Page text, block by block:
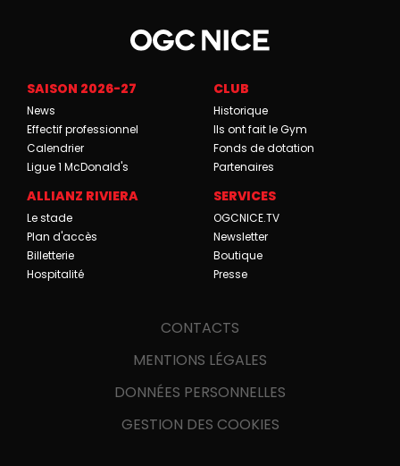
SAISON 2026-27
News
Effectif professionnel
Calendrier
Ligue 1 McDonald's
CLUB
Historique
Ils ont fait le Gym
Fonds de dotation
Partenaires
ALLIANZ RIVIERA
Le stade
Plan d'accès
Billetterie
Hospitalité
SERVICES
OGCNICE.TV
Newsletter
Boutique
Presse
CONTACTS
MENTIONS LÉGALES
DONNÉES PERSONNELLES
GESTION DES COOKIES